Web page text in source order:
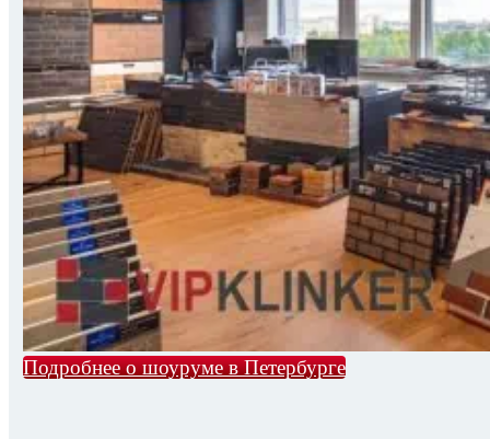
Подробнее о шоуруме в Петербурге